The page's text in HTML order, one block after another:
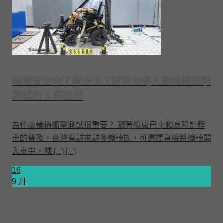
為什麼輪椅衝擊測試很重要？ 隨著復康巴士和身障計程
車的普及，台灣有越來越多輪椅族，可選擇直接將輪椅開
入車中，減 [...] [...]
16
9 月